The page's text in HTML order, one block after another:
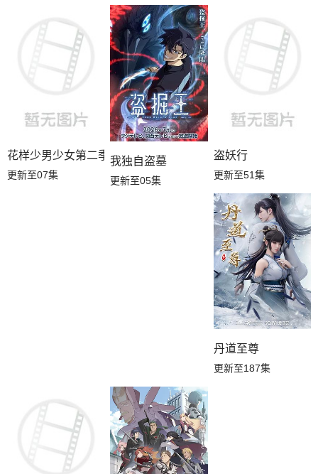
花样少男少女第二季
更新至07集
我独自盗墓
更新至05集
盗妖行
更新至51集
丹道至尊
更新至187集